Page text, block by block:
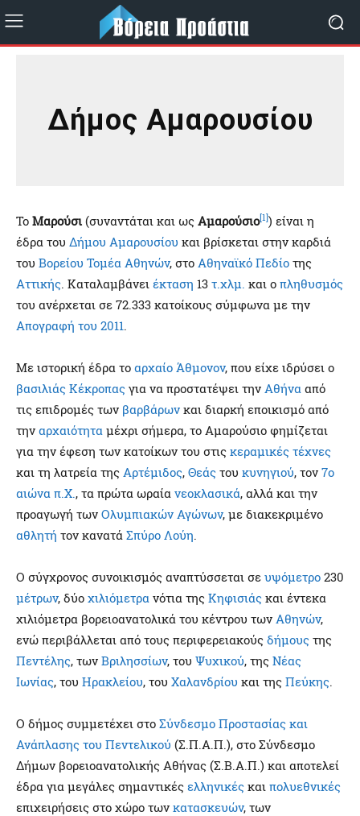
Δήμος Αμαρουσίου
Το Μαρούσι (συναντάται και ως Αμαρούσιο[1]) είναι η
έδρα του Δήμου Αμαρουσίου και βρίσκεται στην καρδιά
του Βορείου Τομέα Αθηνών, στο Αθηναϊκό Πεδίο της
Αττικής. Καταλαμβάνει έκταση 13 τ.χλμ. και ο πληθυσμός
του ανέρχεται σε 72.333 κατοίκους σύμφωνα με την
Απογραφή του 2011.
Με ιστορική έδρα το αρχαίο Άθμονον, που είχε ιδρύσει ο
βασιλιάς Κέκροπας για να προστατέψει την Αθήνα από
τις επιδρομές των βαρβάρων και διαρκή εποικισμό από
την αρχαιότητα μέχρι σήμερα, το Αμαρούσιο φημίζεται
για την έφεση των κατοίκων του στις κεραμικές τέχνες
και τη λατρεία της Αρτέμιδος, Θεάς του κυνηγιού, τον 7ο
αιώνα π.Χ., τα πρώτα ωραία νεοκλασικά, αλλά και την
προαγωγή των Ολυμπιακών Αγώνων, με διακεκριμένο
αθλητή τον κανατά Σπύρο Λούη.
Ο σύγχρονος συνοικισμός αναπτύσσεται σε υψόμετρο 230
μέτρων, δύο χιλιόμετρα νότια της Κηφισιάς και έντεκα
χιλιόμετρα βορειοανατολικά του κέντρου των Αθηνών,
ενώ περιβάλλεται από τους περιφερειακούς δήμους της
Πεντέλης, των Βριλησσίων, του Ψυχικού, της Νέας
Ιωνίας, του Ηρακλείου, του Χαλανδρίου και της Πεύκης.
Ο δήμος συμμετέχει στο Σύνδεσμο Προστασίας και
Ανάπλασης του Πεντελικού (Σ.Π.Α.Π.), στο Σύνδεσμο
Δήμων βορειοανατολικής Αθήνας (Σ.Β.Α.Π.) και αποτελεί
έδρα για μεγάλες σημαντικές ελληνικές και πολυεθνικές
επιχειρήσεις στο χώρο των κατασκευών, των